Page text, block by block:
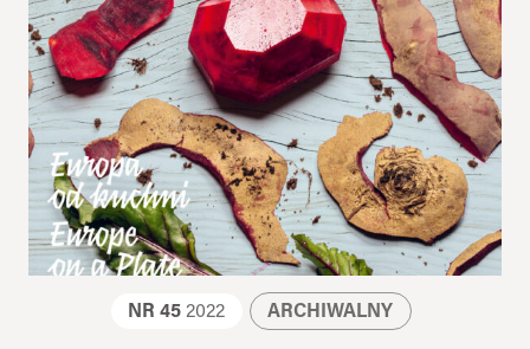
NR 45 2022 ARCHIWALNY